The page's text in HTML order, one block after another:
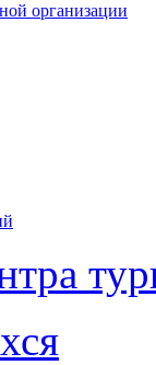
организации